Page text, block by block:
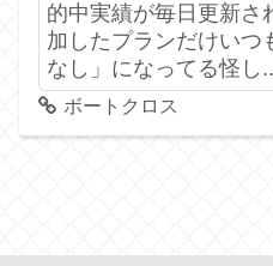
的中実績が毎日更新さ
加したプランだけいつ
なし」になってる怪し
ボートクロス